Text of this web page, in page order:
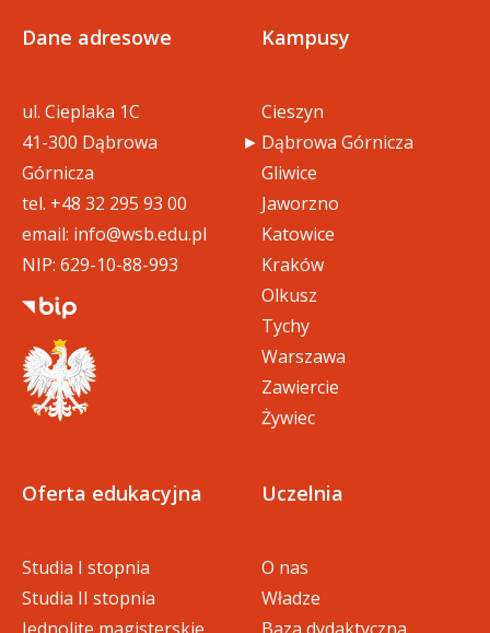
Dane adresowe
ul. Cieplaka 1C
41-300 Dąbrowa
Górnicza
tel. +48 32 295 93 00
email: info@wsb.edu.pl
NIP: 629-10-88-993
Kampusy
Cieszyn
Dąbrowa Górnicza
Gliwice
Jaworzno
Katowice
Kraków
Olkusz
Tychy
Warszawa
Zawiercie
Żywiec
Oferta edukacyjna
Studia I stopnia
Studia II stopnia
Uczelnia
O nas
Władze